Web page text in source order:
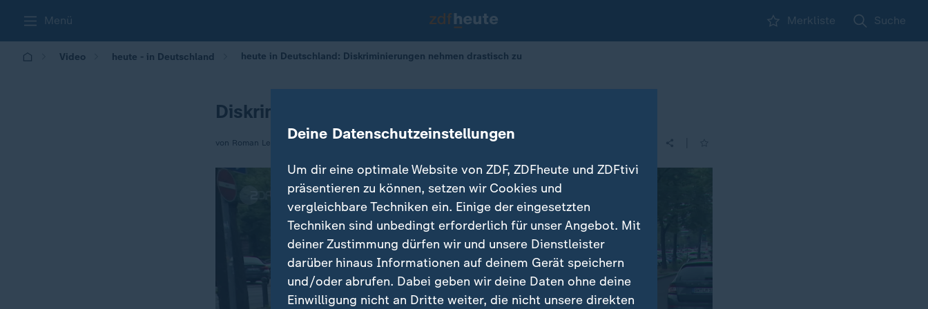
Menü Merkliste Suche
Video heute - in Deutschland heute in Deutschland: Diskriminierungen nehmen drastisch zu
Diskriminierungen nehmen drastisch zu
von Roman LeskovarDeine Datenschutzeinstellungen
Um dir eine optimale Website von ZDF, ZDFheute und ZDFtivi
präsentieren zu können, setzen wir Cookies und
vergleichbare Techniken ein. Einige der eingesetzten
Techniken sind unbedingt erforderlich für unser Angebot. Mit
deiner Zustimmung dürfen wir und unsere Dienstleister
darüber hinaus Informationen auf deinem Gerät speichern
und/oder abrufen. Dabei geben wir deine Daten ohne deine
Einwilligung nicht an Dritte weiter, die nicht unsere direkten